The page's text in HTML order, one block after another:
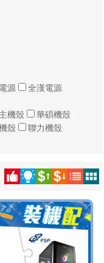
源
全漢電源
機殼
華碩機殼
殼
聯力機殼